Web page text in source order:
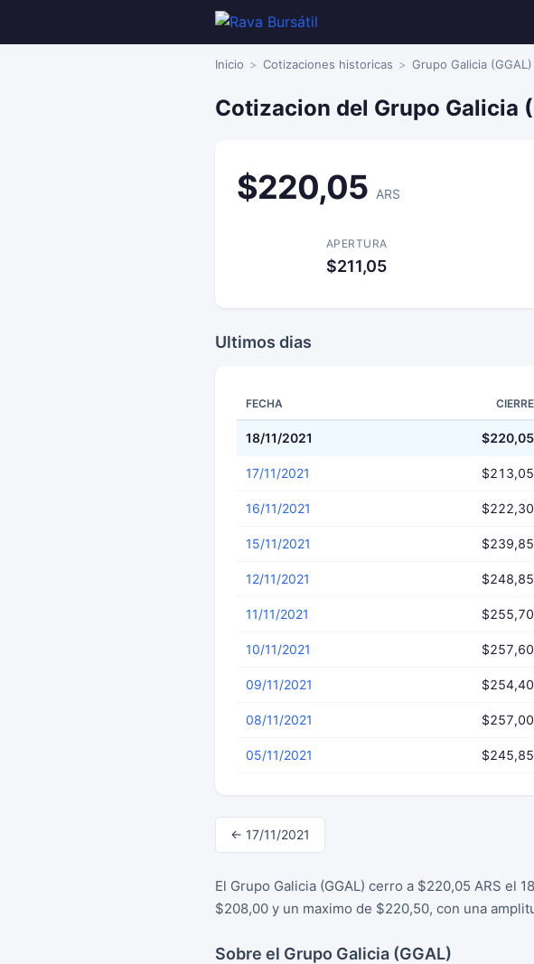
Inicio Cotizaciones historicas Grupo Galicia (GGAL)
Cotizacion del Grupo Galicia
$220,05 ARS
APERTURA
$211,05
Ultimos dias
FECHA CIERRE
18/11/2021 $220,05
17/11/2021 $213,05
16/11/2021 $222,30
15/11/2021 $239,85
12/11/2021 $248,85
11/11/2021 $255,70
10/11/2021 $257,60
09/11/2021 $254,40
08/11/2021 $257,00
05/11/2021 $245,85
← 17/11/2021
El Grupo Galicia (GGAL) cerro a $220,05 ARS el
$208,00 y un maximo de $220,50, con una
Sobre el Grupo Galicia (GGAL)